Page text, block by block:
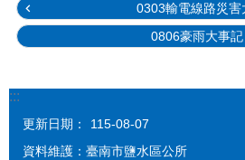
0303輸電線路災害
0806豪雨大事記
:::
更新日期：
115-08-07
資料維護：臺南市鹽水區公所